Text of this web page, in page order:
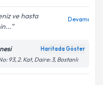
ve hasta
Devamı
Haritada Göster
93, 2. Kat, Daire: 3, Bostanlı